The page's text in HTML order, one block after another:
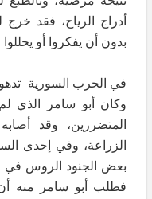
أدراج الرياح، فقد خرج
بدون أن يفكروا أو
في الحرب السورية
وكان أبو سامر الذي
المتضررين، وقد
الزراعة، وفي إحدى
بعض الجنود الروس في
فطلب أبو سامر منه